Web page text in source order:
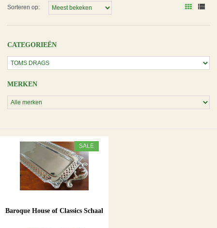
Sorteren op:
CATEGORIEËN
MERKEN
SALE
Baroque House of Classics Schaal